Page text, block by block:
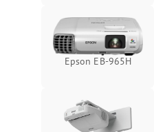
Epson EB-965H